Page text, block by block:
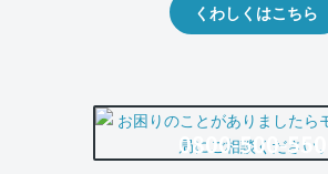
くわしくはこちら
0800-500-5500